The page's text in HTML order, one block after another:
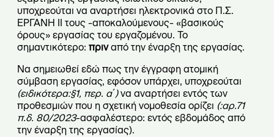
υποχρεούται να αναρτήσει ηλεκτρονικά στο Π.Σ.
ΕΡΓΑΝΗ II τους -αποκαλούμενους- «βασικούς
όρους» εργασίας του εργαζομένου. Το
σημαντικότερο: πριναπό την έναρξη της εργασίας.
Να σημειωθεί εδώ πως την έγγραφη ατομική
σύμβαση εργασίας, εφόσον υπάρχει, υποχρεούται
(ειδικότερα:§1, περ. α΄)να αναρτήσει εντός των
προθεσμιών που η σχετική νομοθεσία ορίζει (:αρ.71
π.δ. 80/2023-ασφαλέστερο: εντός εβδομάδος από
την έναρξη της εργασίας).